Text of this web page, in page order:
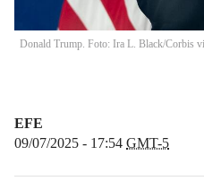
Donald Trump. Foto: Ira L. Black/Corbis
EFE
09/07/2025 - 17:54 GMT-5